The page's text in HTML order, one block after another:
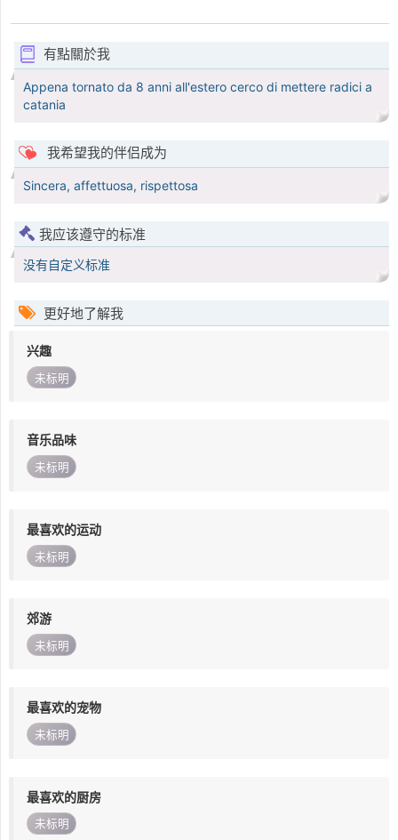
有點關於我
Appena tornato da 8 anni all'estero cerco di mettere radici a
catania
我希望我的伴侣成为
Sincera, affettuosa, rispettosa
我应该遵守的标准
没有自定义标准
更好地了解我
兴趣
未标明
音乐品味
未标明
最喜欢的运动
未标明
郊游
未标明
最喜欢的宠物
未标明
最喜欢的厨房
未标明